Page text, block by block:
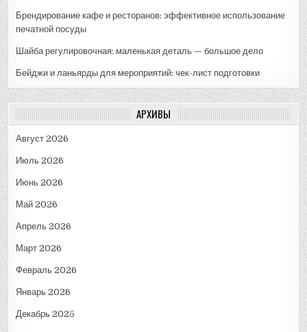
Брендирование кафе и ресторанов: эффективное использование
печатной посуды
Шайба регулировочная: маленькая деталь — большое дело
Бейджи и ланьярды для мероприятий: чек-лист подготовки
АРХИВЫ
Август 2026
Июль 2026
Июнь 2026
Май 2026
Апрель 2026
Март 2026
Февраль 2026
Январь 2026
Декабрь 2025